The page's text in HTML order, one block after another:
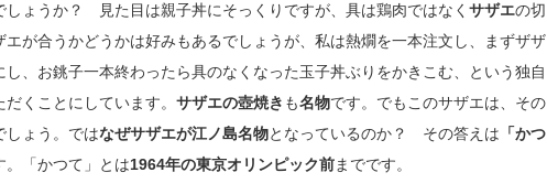
しょうか？ 見た目は親子丼にそっくりですが、具は鶏肉ではなく サザエの切
エが合うかどうかは好みもあるでしょうが、私は熱燗を一本注文し、まずザザ
、お銚子一本終わったら具のなくなった玉子丼ぶりをかきこむ、という独自
くことにしています。 サザエの壺焼き も名物です。でもこのサザエは、その
しょう。ではなぜサザエが江ノ島名物となっているのか？ その答えは 「かつ
。「かつて」とは1964年の東京オリンピック前までです。